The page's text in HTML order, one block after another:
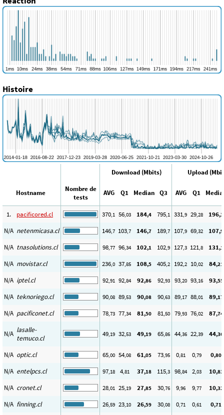
Histoire
Download (Mbits) Upload
Hostname
Nombre de
tests
AVG Q1 Median Q3 AVG Q1
1. pacificored.cl 370,1 56,03 184,4 795,1 331,9 29,28 196,3
N/A netenmicasa.cl 146,7 103,7 146,7 189,7 107,9 69,32 107,9
N/A tnasolutions.cl 98,77 96,34 102,1 102,9 127,3 121,8 131,1
N/A movistar.cl 236,0 37,85 108,5 405,2 192,2 10,02 84,21
N/A iptel.cl 92,91 92,84 92,86 92,93 93,20 93,16 93,55
N/A teknoriego.cl 90,08 89,53 90,08 90,63 89,17 88,01 89,17
N/A pacificonet.cl 78,73 77,34 81,50 81,50 79,93 76,02 87,74
N/A lasalle-
temuco.cl
49,19 32,53 49,19 65,86 44,36 22,39 44,36
N/A optic.cl 65,00 54,08 61,05 73,95 0,81 0,79 0,80
N/A entelpcs.cl 97,18 4,81 37,18 115,3 98,84 2,03 10,83
N/A cronet.cl 28,01 25,19 27,85 30,76 9,96 9,77 10,32
N/A finning.cl 26,59 23,10 26,59 30,08 0,71 0,61 0,71